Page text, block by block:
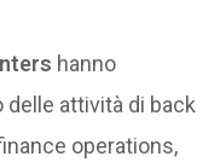
hanno
attività di back
operations,